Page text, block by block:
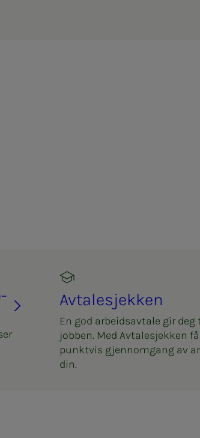
Av­ta­­­le­­­sjek­­­ken
En god arbeidsavtale gir deg
jobben. Med Avtalesjekken
punktvis gjennomgang av
din.